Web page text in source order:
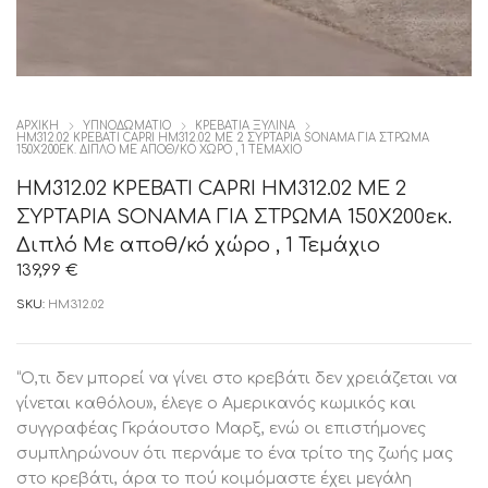
ΑΡΧΙΚΉ ΥΠΝΟΔΩΜΑΤΙΟ
ΚΡΕΒΑΤΙΑ ΞΥΛΙΝΑ
HM312.02 ΚΡΕΒΑΤΙ CAPRI HM312.02 ΜΕ 2 ΣΥΡΤΑΡΙΑ SONAMA ΓΙΑ ΣΤΡΩΜΑ
150X200ΕΚ. ΔΙΠΛΌ ΜΕ ΑΠΟΘ/ΚΌ ΧΏΡΟ , 1 ΤΕΜΆΧΙΟ
HM312.02 ΚΡΕΒΑΤΙ CAPRI HM312.02 ΜΕ 2
ΣΥΡΤΑΡΙΑ SONAMA ΓΙΑ ΣΤΡΩΜΑ 150X200εκ.
Διπλό Με αποθ/κό χώρο , 1 Τεμάχιο
139,99 €
SKU: HM312.02
“Ο,τι δεν μπορεί να γίνει στο κρεβάτι δεν χρειάζεται να
γίνεται καθόλου», έλεγε ο Αμερικανός κωμικός και
συγγραφέας Γκράουτσο Μαρξ, ενώ οι επιστήμονες
συμπληρώνουν ότι περνάμε το ένα τρίτο της ζωής μας
στο κρεβάτι, άρα το πού κοιμόμαστε έχει μεγάλη